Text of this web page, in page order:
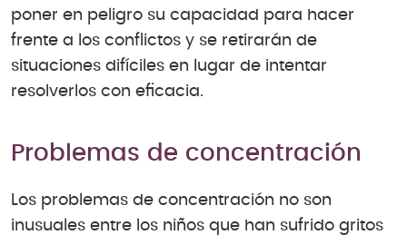
poner en peligro su capacidad para hacer
frente a los conflictos y se retirarán de
situaciones difíciles en lugar de intentar
resolverlos con eficacia.
Problemas de concentración
Los problemas de concentración no son
inusuales entre los niños que han sufrido gritos